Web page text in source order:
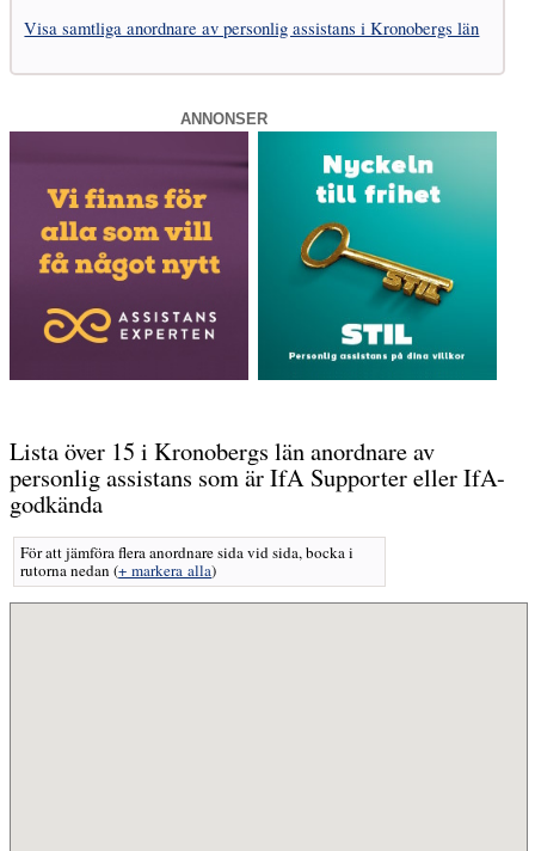
Visa samtliga anordnare av personlig assistans i Kronobergs län
ANNONSER
Lista över 15 i Kronobergs län anordnare av
personlig assistans som är IfA Supporter eller IfA-
godkända
För att jämföra flera anordnare sida vid sida, bocka i
rutorna nedan(+ markera alla)